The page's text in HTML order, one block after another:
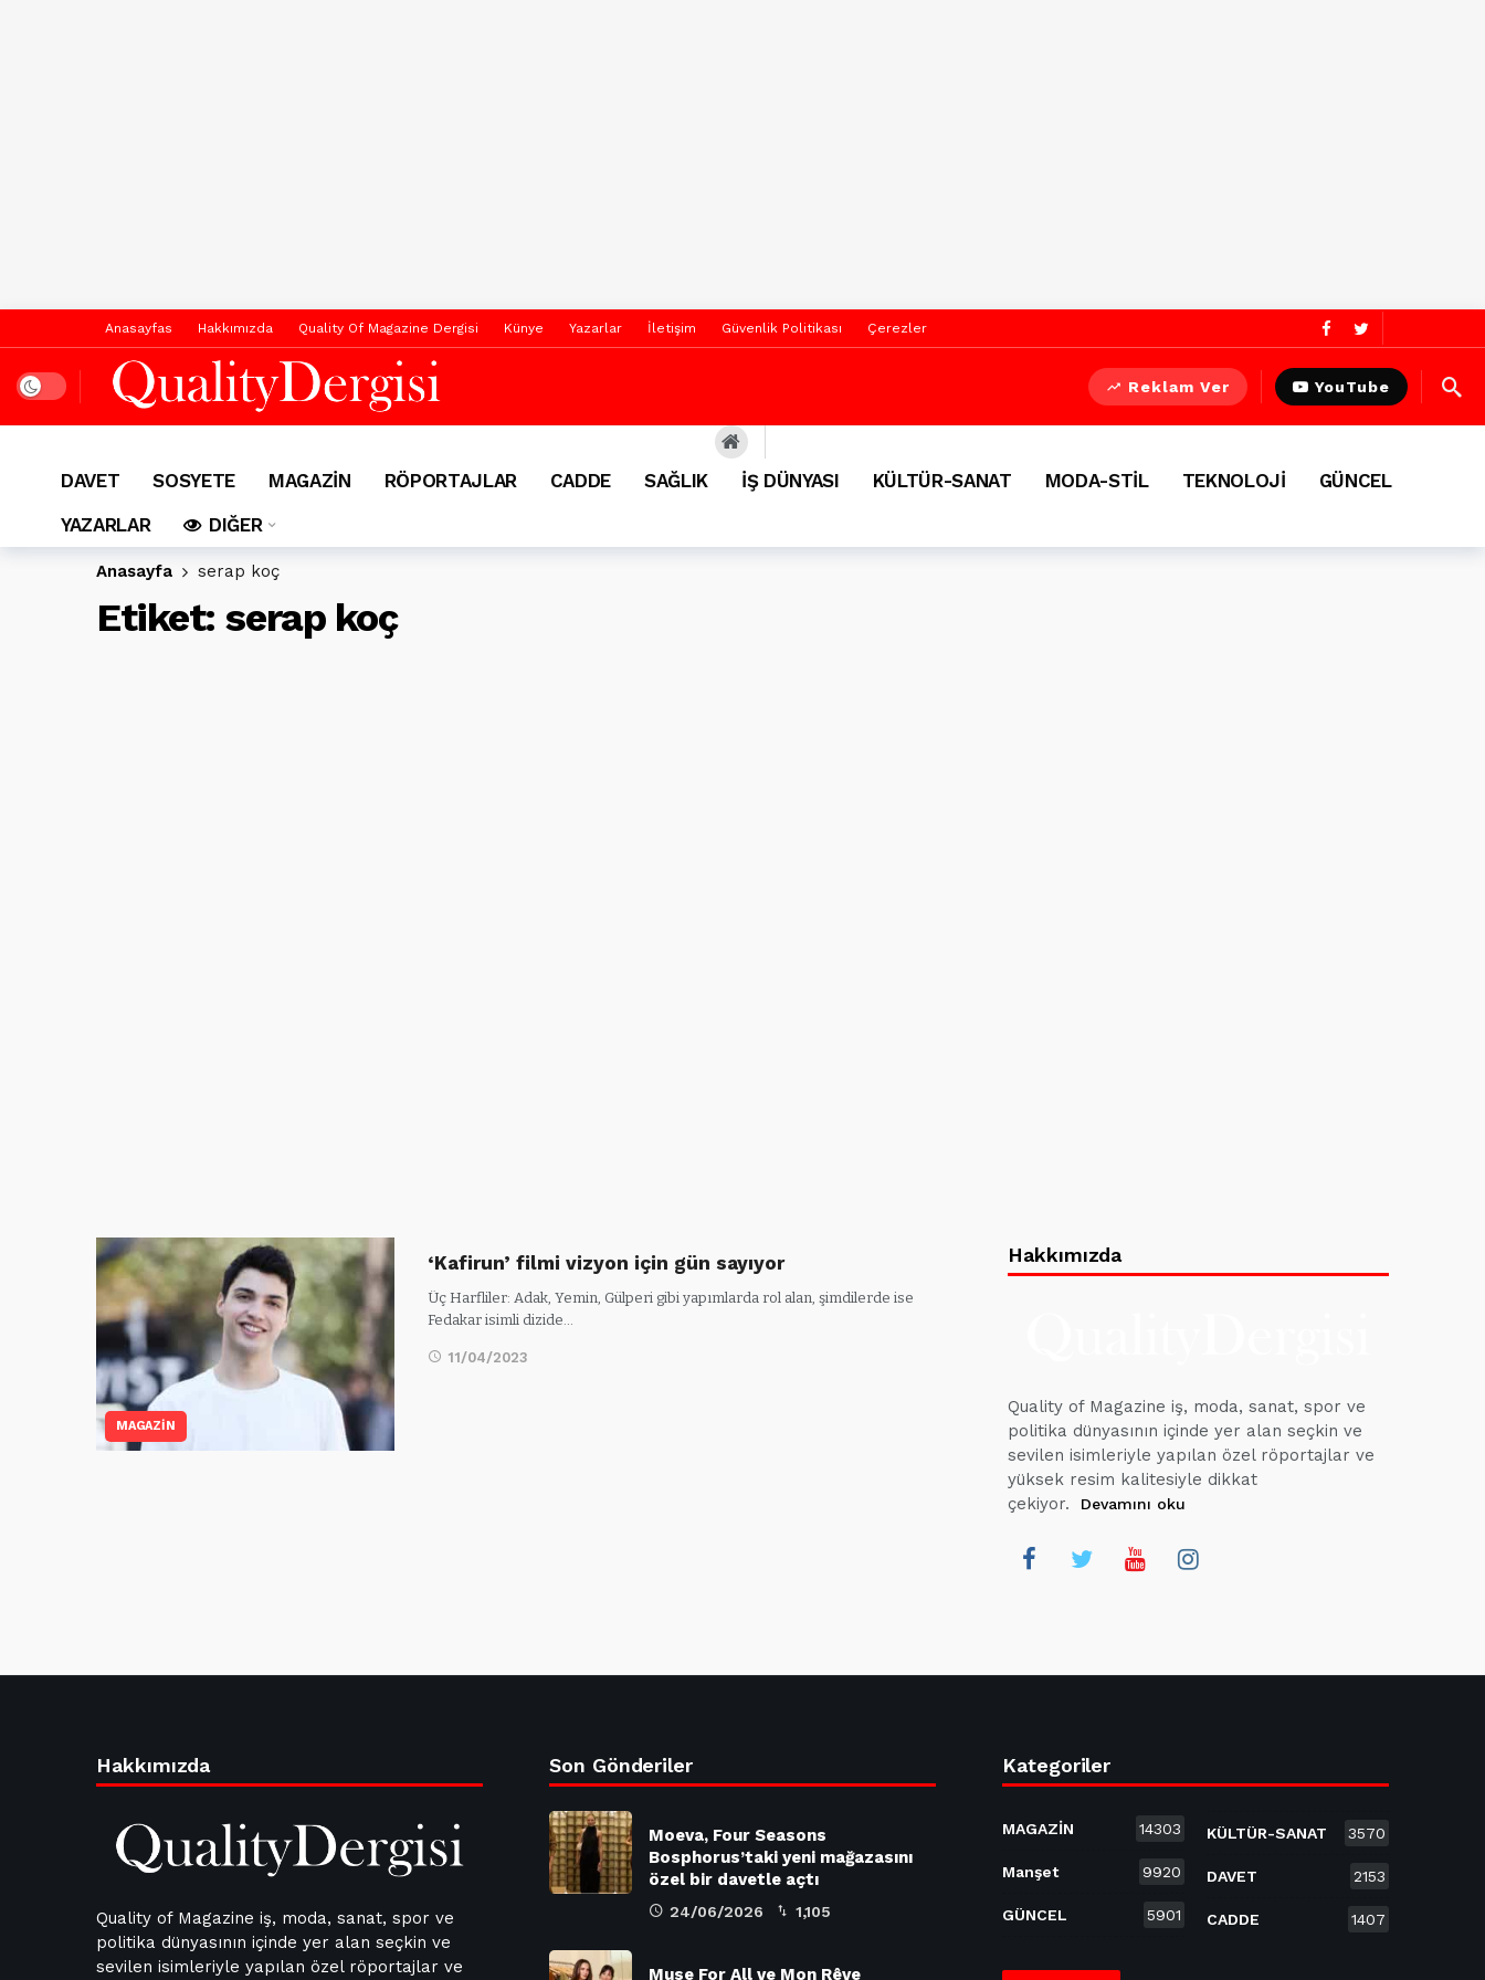
Anasayfas Hakkımızda Quality Of Magazine Dergisi Künye Yazarlar İletişim Güvenlik Politikası Çerezler
Dark mode Reklam Ver YouTube
DAVET SOSYETE MAGAZİN RÖPORTAJLAR CADDE SAĞLIK İŞ DÜNYASI KÜLTÜR-SANAT MODA-STİL TEKNOLOJİ
GÜNCEL
YAZARLAR
DIĞER
Anasayfa serap koç
Etiket: serap koç
MAGAZİN
‘Kafirun’ filmi vizyon için gün sayıyor
Üç Harfliler: Adak, Yemin, Gülperi gibi yapımlarda rol alan, şimdilerde ise
Fedakar isimli dizide…
11/04/2023
Hakkımızda
Quality of Magazine iş, moda, sanat, spor ve
politika dünyasının içinde yer alan seçkin ve
sevilen isimleriyle yapılan özel röportajlar ve
yüksek resim kalitesiyle dikkat
çekiyor.
Devamını oku
Hakkımızda
Quality of Magazine iş, moda, sanat, spor ve
politika dünyasının içinde yer alan seçkin ve
sevilen isimleriyle yapılan özel röportajlar ve
Son Gönderiler
Moeva, Four Seasons
Bosphorus’taki yeni mağazasını
özel bir davetle açtı
24/06/2026 1,105
Muse For All ve Mon Rêve
Kategoriler
MAGAZİN 14303
Manşet 9920
GÜNCEL 5901
KÜLTÜR-SANAT 3570
DAVET 2153
CADDE 1407